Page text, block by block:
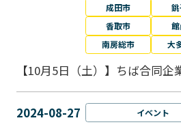
成田市
香取市
南房総市
大
【10月5日（土）】ちば合同
2024-08-27 イベント